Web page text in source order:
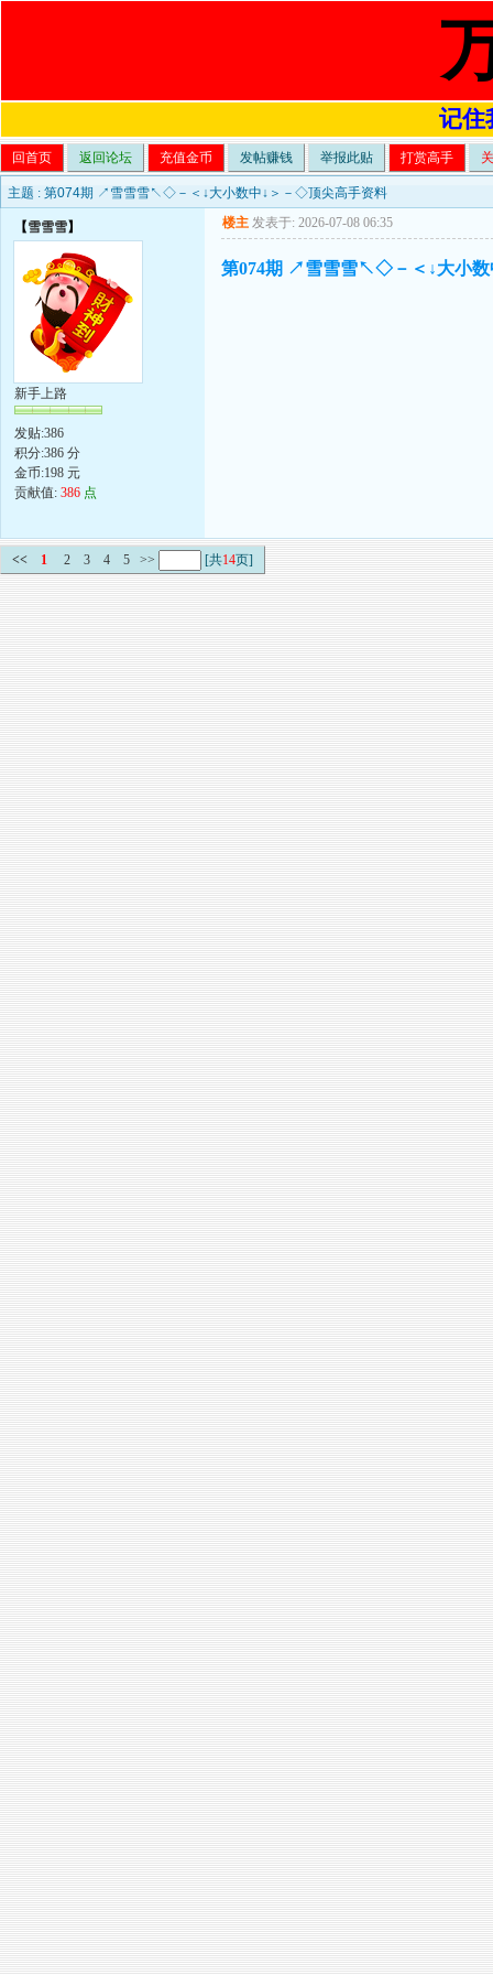
记住
回首页 返回论坛 充值金币 发帖赚钱 举报此贴 打赏高手
主题 : 第074期 ↗雪雪雪↖◇－＜↓大小数中↓＞－◇顶尖高手资料
【雪雪雪】
新手上路
发贴:386
积分:386 分
金币:198 元
贡献值: 386 点
楼主 发表于: 2026-07-08 06:35
第074期 ↗雪雪雪↖◇－＜↓大小
<< 1 2 3 4 5 >> [共14页]